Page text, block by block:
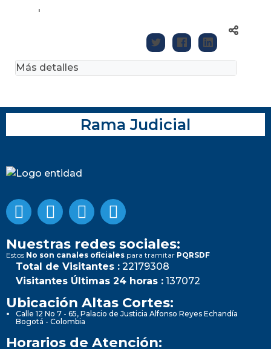
'
Más detalles
Rama Judicial
Nuestras redes sociales:
Estos No son canales oficiales para tramitar PQRSDF
Total de Visitantes : 22179308
Visitantes Últimas 24 horas : 137072
Ubicación Altas Cortes:
Calle 12 No 7 - 65, Palacio de Justicia Alfonso Reyes Echandía
Bogotá - Colombia
Horarios de Atención: